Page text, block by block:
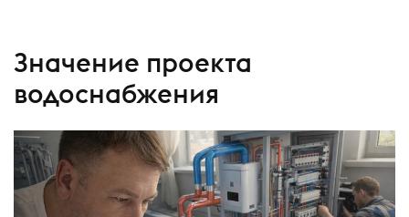
Значение проекта
водоснабжения